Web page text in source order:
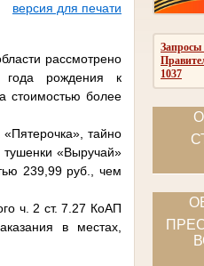
1037
версия для печати
рассмотрено
года рождения к
стоимостью более
тайно
тушенки «Выручай»
239,99 руб., чем
ч. 2 ст. 7.27 КоАП
в местах,